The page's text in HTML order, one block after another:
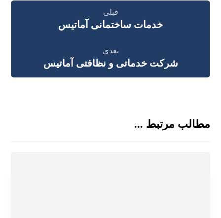
قبلی
خدمات ساختمانی آماتیس
بعدی
شرکت خدماتی و نظافتی آماتیس
مطالب مرتبط ...